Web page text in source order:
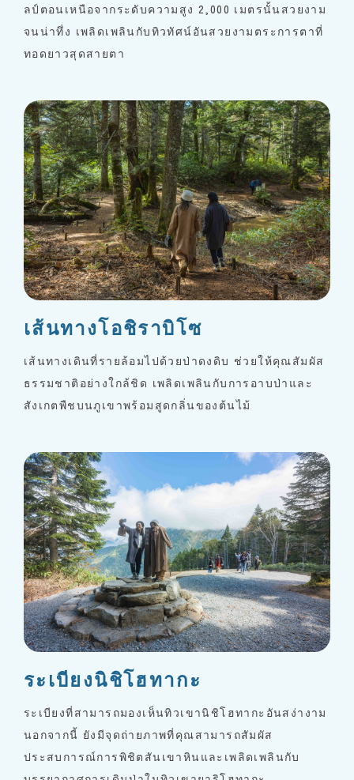
ลป์ตอนเหนือจากระดับความสูง 2,000 เมตรนั้นสวยงาม
จนน่าทึ่ง เพลิดเพลินกับทิวทัศน์อันสวยงามตระการตาที่
ทอดยาวสุดสายตา
เส้นทางโอชิราบิโซ
เส้นทางเดินที่รายล้อมไปด้วยป่าดงดิบ ช่วยให้คุณสัมผัส
ธรรมชาติอย่างใกล้ชิด เพลิดเพลินกับการอาบป่าและ
สังเกตพืชบนภูเขาพร้อมสูดกลิ่นของต้นไม้
ระเบียงนิชิโฮทากะ
ระเบียงที่สามารถมองเห็นทิวเขานิชิโฮทากะอันสง่างาม
นอกจากนี้ ยังมีจุดถ่ายภาพที่คุณสามารถสัมผัส
ประสบการณ์การพิชิตสันเขาหินและเพลิดเพลินกับ